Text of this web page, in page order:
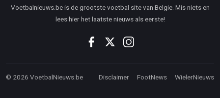
Voetbalnieuws.be is de grootste voetbal site van Belgie. Mis niets en
lees hier het laatste nieuws als eerste!
© 2026 VoetbalNieuws.be Disclaimer FootNews WielerNieuws